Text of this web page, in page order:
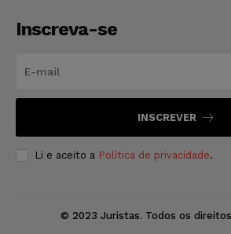
Inscreva-se
INSCREVER
Li e aceito a Política de privacidade.
© 2023 Juristas. Todos os